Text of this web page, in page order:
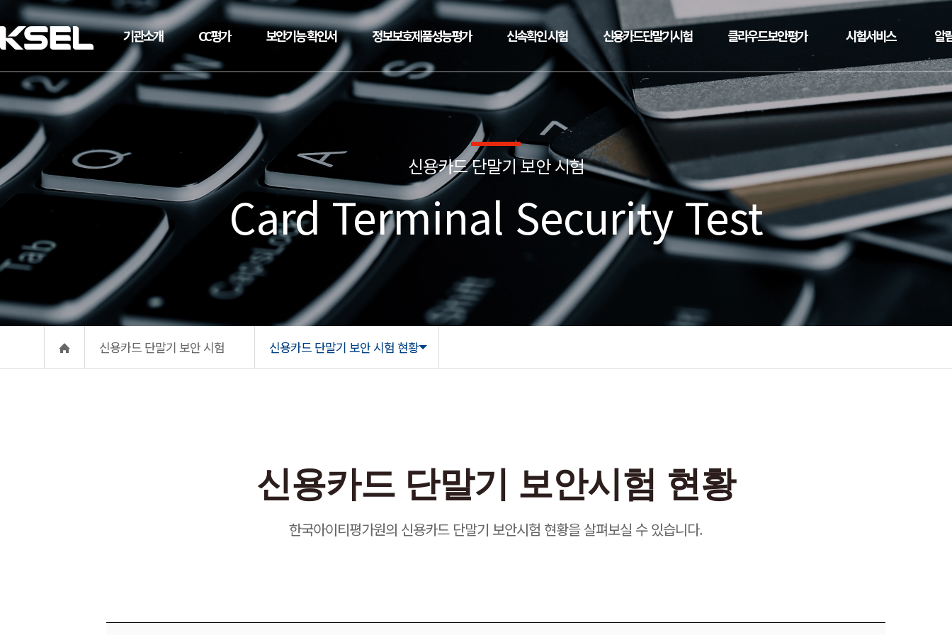
기관소개 CC평가 보안기능 확인서 정보보호제품성능평가 신속확인 시험 신용카드단말기시험 클라우드보안평가 시험서비스 알
신용카드 단말기 보안 시험
Card Terminal Security Test
신용카드 단말기 보안 시험 신용카드 단말기 보안 시험 현황
신용카드 단말기 보안시험 현황
한국아이티평가원의 신용카드 단말기 보안시험 현황을 살펴보실 수 있습니다.